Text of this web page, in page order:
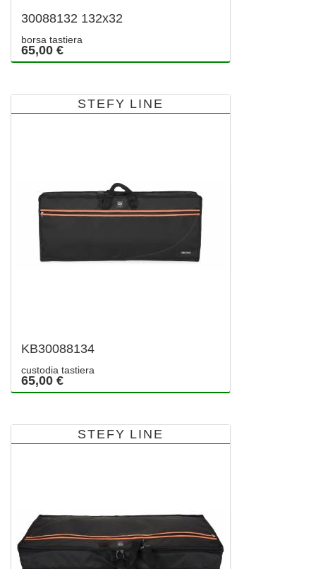
30088132 132x32
borsa tastiera
65,00 €
STEFY LINE
KB30088134
custodia tastiera
65,00 €
STEFY LINE